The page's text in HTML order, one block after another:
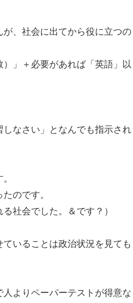
、社会に出てから役に立つの
」＋必要があれば「英語」以
しなさい」となんでも指示され
のです。
社会でした。＆です？）
いることは政治状況を見ても
よりペーパーテストが得意な